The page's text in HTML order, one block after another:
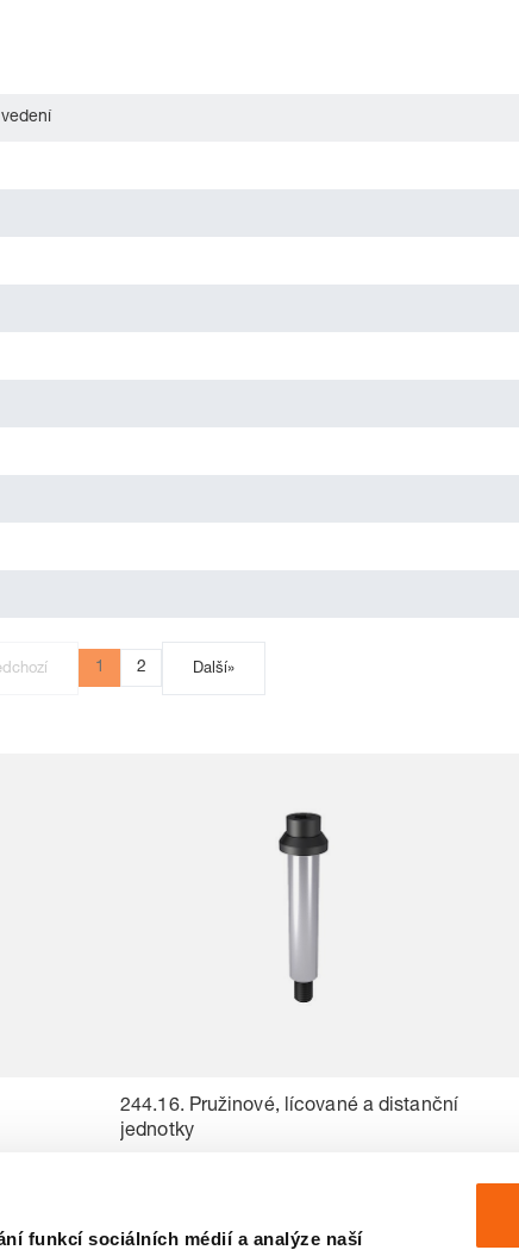
funkcí sociálních médií a analýze naší
1 2 Další»
244.16. Pružinové, lícované a distanční
jednotky